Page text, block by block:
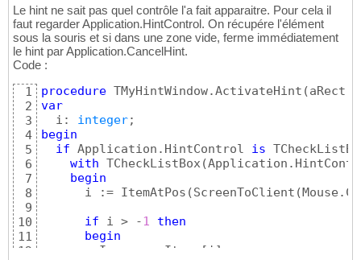
Le hint ne sait pas quel contrôle l'a fait apparaitre. Pour cela il
faut regarder Application.HintControl. On récupére l'élément
sous la souris et si dans une zone vide, ferme immédiatement
le hint par Application.CancelHint.
Code :
1
2
3
4
5
6
7
8
9
10
11
12
procedure TMyHintWindow.ActivateHint (
var
  i:
integer
begin
if Application.HintControl is
with TCheckListBox(
begin
      i := ItemAtPos
(ScreenToClient (
if i > -1
then
begin
        Image := Items
[ i ]